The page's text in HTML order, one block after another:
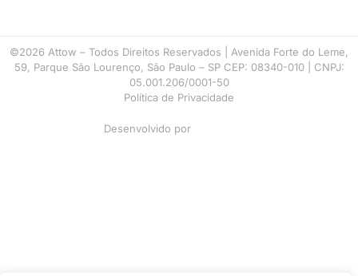
©2026 Attow – Todos Direitos Reservados | Avenida Forte do Leme,
59, Parque São Lourenço, São Paulo – SP CEP: 08340-010 | CNPJ:
05.001.206/0001-50
Política de Privacidade
Desenvolvido por